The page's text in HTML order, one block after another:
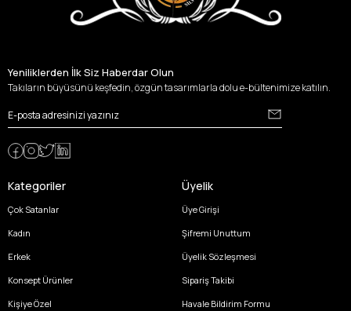
Yeniliklerden İlk Siz Haberdar Olun
Takıların büyüsünü keşfedin, özgün tasarımlarla dolu e-bültenimize katılın.
Kategoriler
Çok Satanlar
Kadın
Erkek
Konsept Ürünler
Kişiye Özel
Üyelik
Üye Girişi
Şifremi Unuttum
Üyelik Sözleşmesi
Sipariş Takibi
Havale Bildirim Formu